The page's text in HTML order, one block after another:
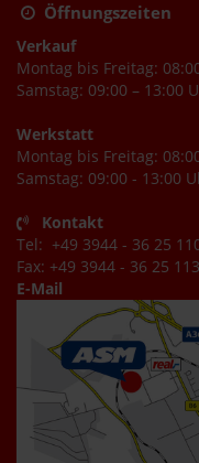
Öffnungszeiten
Verkauf
Montag bis Freitag:
Samstag: 09:00 – 13:00
Werkstatt
Montag bis Freitag:
Samstag: 09:00 - 13:00
Kontakt
Tel: +49 3944 - 36 25
Fax: +49 3944 - 36 25 113
E-Mail